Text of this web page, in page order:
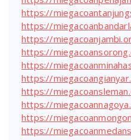
https://
https://
https://
https://
https://
https://
https://
https://
https://
https://